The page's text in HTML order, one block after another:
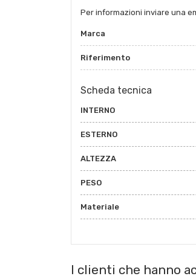
Per informazioni inviare una
Marca
Riferimento
Scheda tecnica
INTERNO
ESTERNO
ALTEZZA
PESO
Materiale
I clienti che hanno